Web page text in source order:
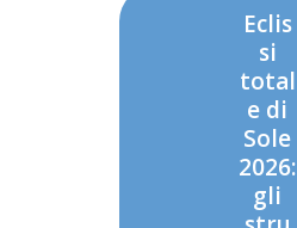
Eclis
si
total
e di
Sole
2026:
gli